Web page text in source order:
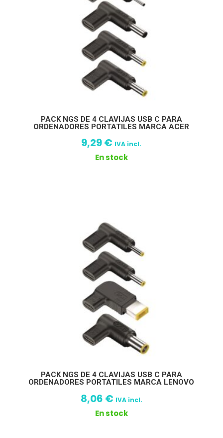
PACK NGS DE 4 CLAVIJAS USB C PARA
ORDENADORES PORTATILES MARCA ACER
9,29€ IVA incl.
En stock
PACK NGS DE 4 CLAVIJAS USB C PARA
ORDENADORES PORTATILES MARCA LENOVO
8,06 € IVA incl.
En stock